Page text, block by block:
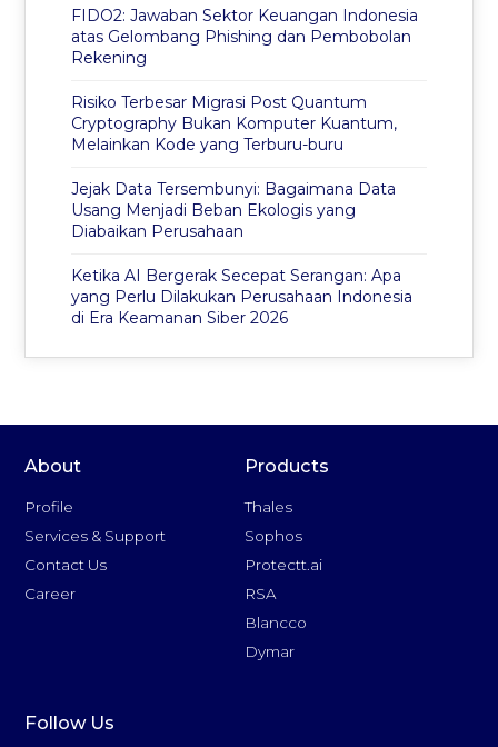
FIDO2: Jawaban Sektor Keuangan Indonesia
atas Gelombang Phishing dan Pembobolan
Rekening
Risiko Terbesar Migrasi Post Quantum
Cryptography Bukan Komputer Kuantum,
Melainkan Kode yang Terburu-buru
Jejak Data Tersembunyi: Bagaimana Data
Usang Menjadi Beban Ekologis yang
Diabaikan Perusahaan
Ketika AI Bergerak Secepat Serangan: Apa
yang Perlu Dilakukan Perusahaan Indonesia
di Era Keamanan Siber 2026
About
Profile
Services & Support
Contact Us
Career
Products
Thales
Sophos
Protectt.ai
RSA
Blancco
Dymar
Follow Us